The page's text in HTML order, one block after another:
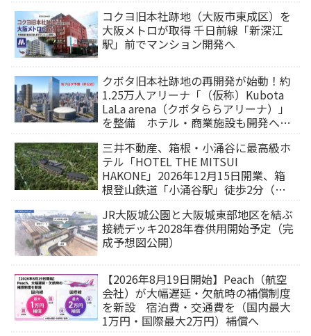
コクヨ旧本社跡地（大阪市東成区）を
大阪メトロが取得 千日前線「新深江
駅」前でマンション開発へ
クボタ旧本社跡地の再開発が始動！約
1.25万人アリーナ「（仮称）Kubota
LaLa arena（クボタららアリーナ）」
を整備 ホテル・商業施設も開発へ
三井不動産、箱根・小涌谷に最高級ホ
テル「HOTEL THE MITSUI
HAKONE」2026年12月15日開業、箱
根登山鉄道「小涌谷駅」徒歩2分（旅
JR大阪城公園と大阪城東部地区を結ぶ
接続デッキ2028年春供用開始予定（完
成予想図公開）
【2026年8月19日開始】Peach（航空
会社）が大幅遅延・欠航時の補償制度
を新設 宿泊費・交通費を（国内最大
1万円・国際最大2万円）補償へ